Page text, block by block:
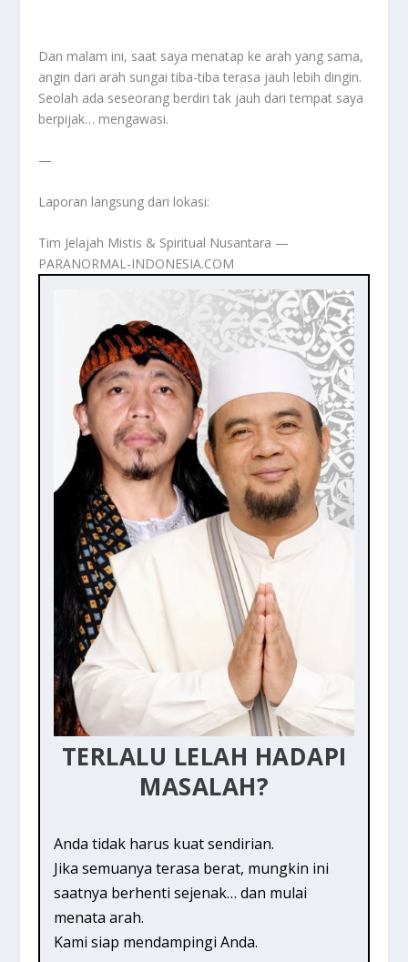
Dan malam ini, saat saya menatap ke arah yang sama,
angin dari arah sungai tiba-tiba terasa jauh lebih dingin.
Seolah ada seseorang berdiri tak jauh dari tempat saya
berpijak… mengawasi.
—
Laporan langsung dari lokasi:
Tim Jelajah Mistis & Spiritual Nusantara —
PARANORMAL-INDONESIA.COM
TERLALU LELAH HADAPI
MASALAH?
Anda tidak harus kuat sendirian.
Jika semuanya terasa berat, mungkin ini
saatnya berhenti sejenak… dan mulai
menata arah.
Kami siap mendampingi Anda.